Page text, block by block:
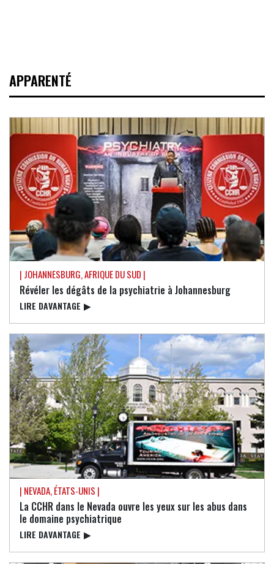
APPARENTÉ
| JOHANNESBURG, AFRIQUE DU SUD |
Révéler les dégâts de la psychiatrie à Johannesburg
LIRE DAVANTAGE ▶
| NEVADA, ÉTATS-UNIS |
La CCHR dans le Nevada ouvre les yeux sur les abus dans
le domaine psychiatrique
LIRE DAVANTAGE ▶